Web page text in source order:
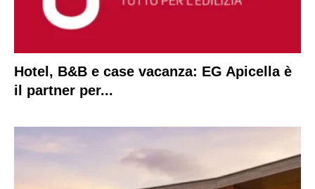
Hotel, B&B e case vacanza: EG Apicella è
il partner per...